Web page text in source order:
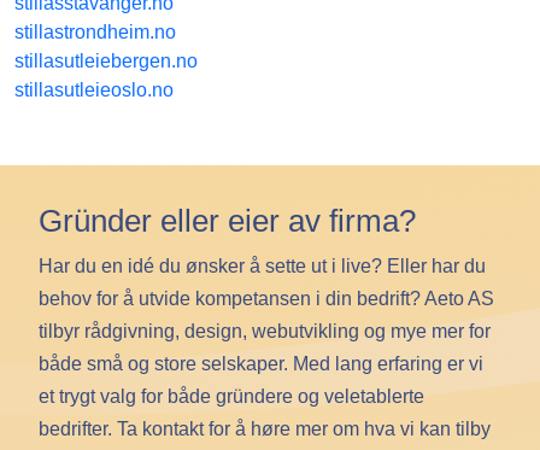
stillastrondheim.no
stillasutleiebergen.no
stillasutleieoslo.no
Gründer eller eier av firma?
Har du en idé du ønsker å sette ut i live? Eller har du
behov for å utvide kompetansen i din bedrift? Aeto AS
tilbyr rådgivning, design, webutvikling og mye mer for
både små og store selskaper. Med lang erfaring er vi
et trygt valg for både gründere og veletablerte
bedrifter. Ta kontakt for å høre mer om hva vi kan tilby